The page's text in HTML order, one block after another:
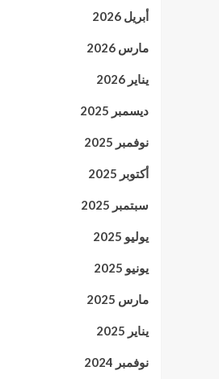
أبريل 2026
مارس 2026
يناير 2026
ديسمبر 2025
نوفمبر 2025
أكتوبر 2025
سبتمبر 2025
يوليو 2025
يونيو 2025
مارس 2025
يناير 2025
نوفمبر 2024